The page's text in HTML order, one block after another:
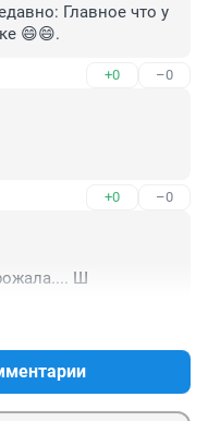
Главное что у
😄😄.
+0 –0
+0 –0
Ш